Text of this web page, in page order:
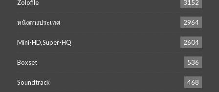
Zolofile 3152
หนังต่างประเทศ 2964
Mini-HD,Super-HQ 2604
Boxset 536
Soundtrack 468